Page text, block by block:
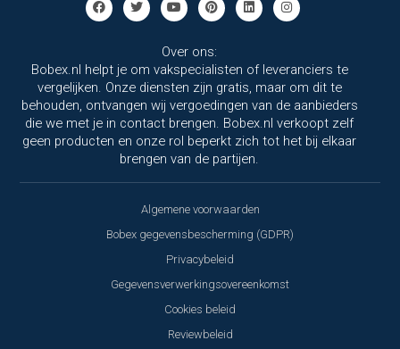
Over ons:
Bobex.nl helpt je om vakspecialisten of leveranciers te
vergelijken. Onze diensten zijn gratis, maar om dit te
behouden, ontvangen wij vergoedingen van de aanbieders
die we met je in contact brengen. Bobex.nl verkoopt zelf
geen producten en onze rol beperkt zich tot het bij elkaar
brengen van de partijen.
Algemene voorwaarden
Bobex gegevensbescherming (GDPR)
Privacybeleid
Gegevensverwerkingsovereenkomst
Cookies beleid
Reviewbeleid